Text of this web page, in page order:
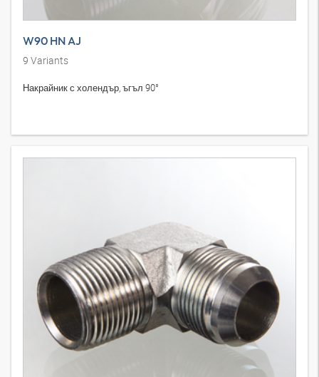
W90 HN AJ
9 Variants
Накрайник с холендър, ъгъл 90°